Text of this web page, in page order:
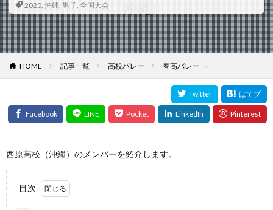
2020, 沖縄, 男子, 全国大会
HOME 記事一覧 高校バレー 春高バレー
西原高校（沖縄）のメンバーを紹介します。
目次